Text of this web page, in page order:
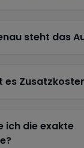
steht das
es
ich die exakte